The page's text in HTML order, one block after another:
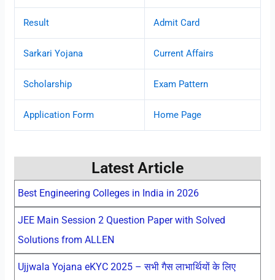
Result Admit Card
Sarkari Yojana Current Affairs
Scholarship Exam Pattern
Application Form Home Page
Latest Article
Best Engineering Colleges in India in 2026
JEE Main Session 2 Question Paper with Solved
Solutions from ALLEN
Ujjwala Yojana eKYC 2025 – सभी गैस लाभार्थियों के लिए